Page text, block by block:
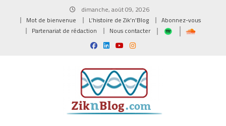
dimanche, août 09, 2026
Mot de bienvenue
L’histoire de Zik’n’Blog
Abonnez-vous
Partenariat de rédaction
Nous contacter